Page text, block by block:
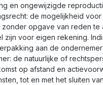
en ongewijzigde
de mogelijkheid
zonder opgave van reden
zijn voor eigen rekening.
aan de
de natuurlijke of
op afstand en
tot en met het sluiten